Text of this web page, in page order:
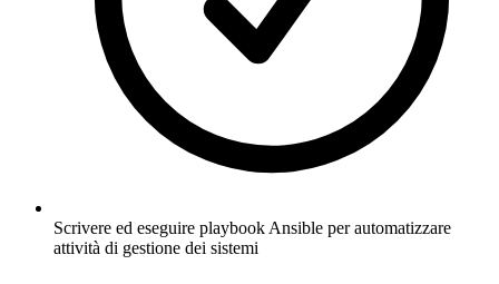
Scrivere ed eseguire playbook Ansible per automatizzare
attività di gestione dei sistemi